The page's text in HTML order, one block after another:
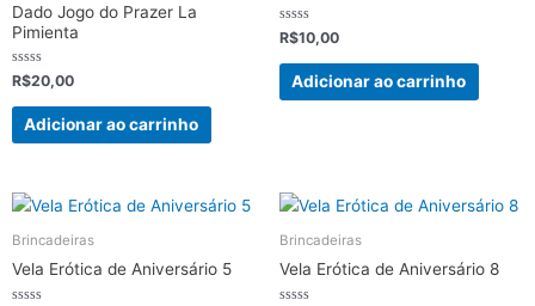
Dado Jogo do Prazer La
Pimienta
Avaliação
0
de
R$20,00
Adicionar ao carrinho
Avaliação
0
de
R$10,00
Adicionar ao carrinho
Brincadeiras
Vela Erótica de Aniversário 5
Brincadeiras
Vela Erótica de Aniversário 8